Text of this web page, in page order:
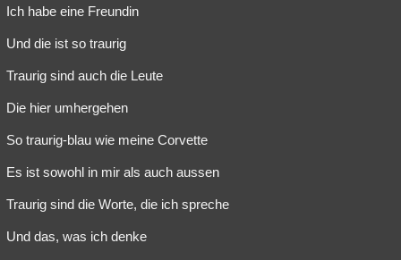
Ich habe eine Freundin
Und die ist so traurig
Traurig sind auch die Leute
Die hier umhergehen
So traurig-blau wie meine Corvette
Es ist sowohl in mir als auch aussen
Traurig sind die Worte, die ich spreche
Und das, was ich denke